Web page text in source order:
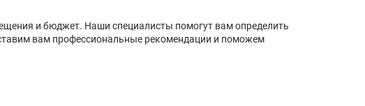
и бюджет. Наши специалисты помогут вам определить
вам профессиональные рекомендации и поможем